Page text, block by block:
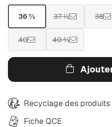
36 ⅔ 37 ⅓ 38
40 40 ⅔
Recyclage des produits
Fiche QCE